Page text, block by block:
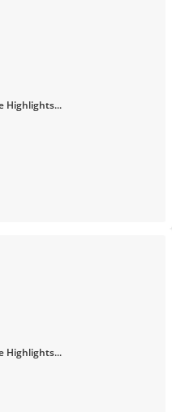
Highlights...
Highlights...